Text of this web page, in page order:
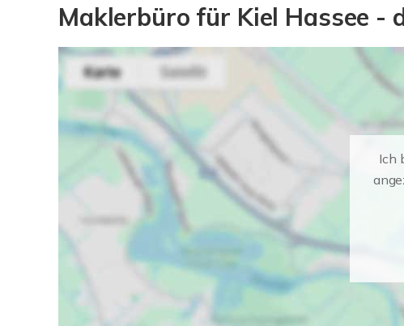
Maklerbüro für Kiel Hassee -
Ich